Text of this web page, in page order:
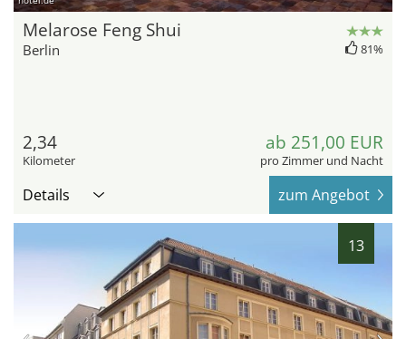
Melarose Feng Shui
Berlin 81%
2,34
Kilometer
ab 251,00 EUR
pro Zimmer und Nacht
Details zum Angebot
13